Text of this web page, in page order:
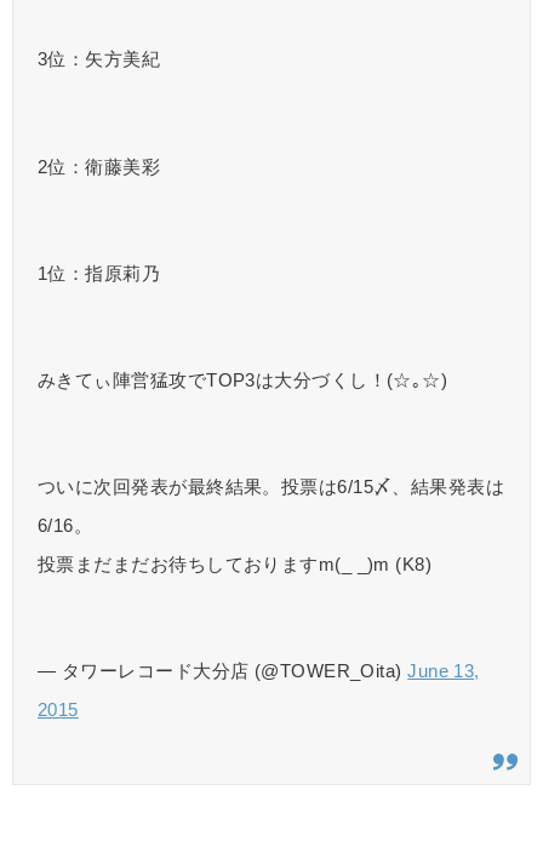
3位：矢方美紀
2位：衛藤美彩
1位：指原莉乃
みきてぃ陣営猛攻でTOP3は大分づくし！(☆｡☆)
ついに次回発表が最終結果。投票は6/15〆、結果発表は
6/16。
投票まだまだお待ちしておりますm(_ _)m (K8)
— タワーレコード大分店 (@TOWER_Oita)June 13,
2015